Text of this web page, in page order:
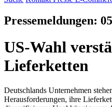
Pressemeldungen:
US-Wahl
Lieferketten
Deutschlands Unternehmen
Herausforderungen, ihre